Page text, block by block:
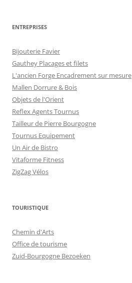
ENTREPRISES
Bijouterie Favier
Gauthey Placages et filets
L'ancien Forge Encadrement sur mesure
Mallen Dorrure & Bois
Objets de l'Orient
Reflex Agents Tournus
Tailleur de Pierre Bourgogne
Tournus Equipement
Un Air de Bistro
Vitaforme Fitness
ZigZag Vélos
TOURISTIQUE
Chemin d'Arts
Office de tourisme
Zuid-Bourgogne Bezoeken